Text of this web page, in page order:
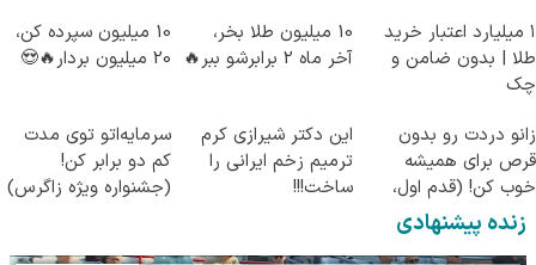
۱ میلیارد اعتبار خرید
طلا | بدون ضامن و
چک
10 میلیون طلا بخر،
آخر ماه 2 برابرشو ببر🔥
10 میلیون سپرده کن،
20 میلیون بردار🔥😍
زانو دردت رو بدون
قرص برای همیشه
خوب کن! (قدم اول،
پرسش‌نامه)
این دکتر شیرازی کرم
ترمیم زخم ایرانی را
ساخت!!!
سرمایه‌اتو توی مدت
کم دو برابر کن!
(جشنواره ویژه زاگرس)
زنده پیشنهادی